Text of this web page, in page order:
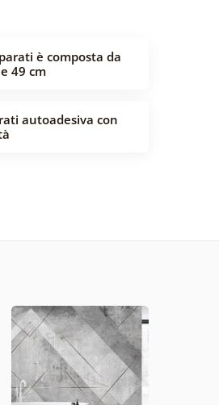
è composta da
49 cm
autoadesiva con